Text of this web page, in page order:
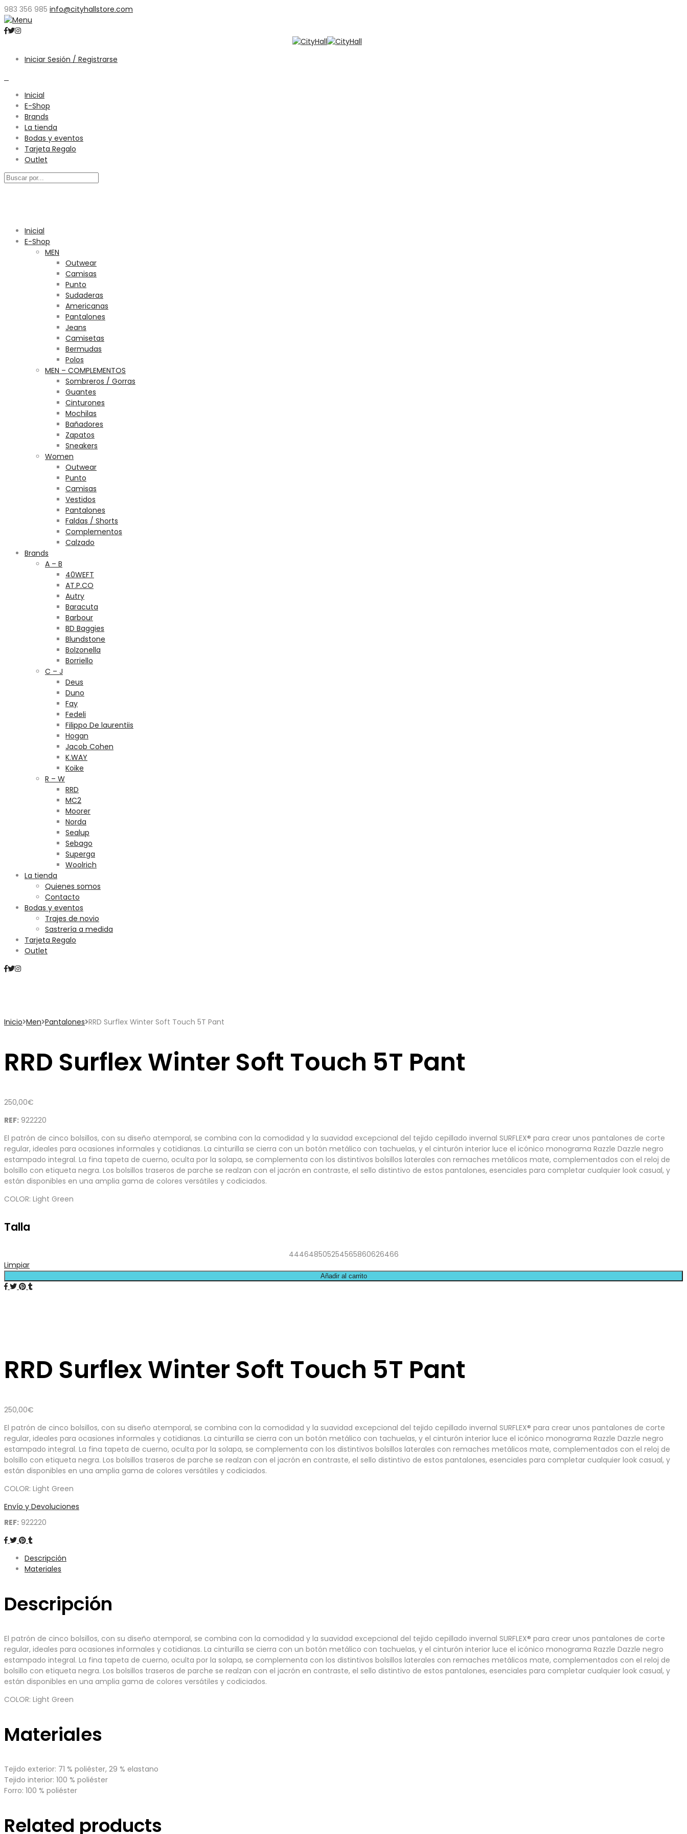
983 356 985 info@cityhallstore.com
Iniciar Sesión / Registrarse
Inicial
E-Shop
Brands
La tienda
Bodas y eventos
Tarjeta Regalo
Outlet
Inicial
E-Shop
MEN
Outwear
Camisas
Punto
Sudaderas
Americanas
Pantalones
Jeans
Camisetas
Bermudas
Polos
MEN – COMPLEMENTOS
Sombreros / Gorras
Guantes
Cinturones
Mochilas
Bañadores
Zapatos
Sneakers
Women
Outwear
Punto
Camisas
Vestidos
Pantalones
Faldas / Shorts
Complementos
Calzado
Brands
A – B
40WEFT
AT.P.CO
Autry
Baracuta
Barbour
BD Baggies
Blundstone
Bolzonella
Borriello
C – J
Deus
Duno
Fay
Fedeli
Filippo De laurentiis
Hogan
Jacob Cohen
K.WAY
Koike
R – W
RRD
MC2
Moorer
Norda
Sealup
Sebago
Superga
Woolrich
La tienda
Quienes somos
Contacto
Bodas y eventos
Trajes de novio
Sastrería a medida
Tarjeta Regalo
Outlet
Inicio Men Pantalones RRD Surflex Winter Soft Touch 5T Pant
RRD Surflex Winter Soft Touch 5T Pant
250,00€
REF: 922220
El patrón de cinco bolsillos, con su diseño atemporal, se combina con la comodidad y la suavidad excepcional del tejido cepillado invernal SURFLEX® para crear unos pantalones de corte
regular, ideales para ocasiones informales y cotidianas. La cinturilla se cierra con un botón metálico con tachuelas, y el cinturón interior luce el icónico monograma Razzle Dazzle negro
estampado integral. La fina tapeta de cuerno, oculta por la solapa, se complementa con los distintivos bolsillos laterales con remaches metálicos mate, complementados con el reloj de
bolsillo con etiqueta negra. Los bolsillos traseros de parche se realzan con el jacrón en contraste, el sello distintivo de estos pantalones, esenciales para completar cualquier look casual, y
están disponibles en una amplia gama de colores versátiles y codiciados.
COLOR: Light Green
Talla
444648505254565860626466
Limpiar
Añadir al carrito
RRD Surflex Winter Soft Touch 5T Pant
250,00€
El patrón de cinco bolsillos, con su diseño atemporal, se combina con la comodidad y la suavidad excepcional del tejido cepillado invernal SURFLEX® para crear unos pantalones de corte
regular, ideales para ocasiones informales y cotidianas. La cinturilla se cierra con un botón metálico con tachuelas, y el cinturón interior luce el icónico monograma Razzle Dazzle negro
estampado integral. La fina tapeta de cuerno, oculta por la solapa, se complementa con los distintivos bolsillos laterales con remaches metálicos mate, complementados con el reloj de
bolsillo con etiqueta negra. Los bolsillos traseros de parche se realzan con el jacrón en contraste, el sello distintivo de estos pantalones, esenciales para completar cualquier look casual, y
están disponibles en una amplia gama de colores versátiles y codiciados.
COLOR: Light Green
Envío y Devoluciones
REF: 922220
Descripción
Materiales
Descripción
El patrón de cinco bolsillos, con su diseño atemporal, se combina con la comodidad y la suavidad excepcional del tejido cepillado invernal SURFLEX® para crear unos pantalones de corte
regular, ideales para ocasiones informales y cotidianas. La cinturilla se cierra con un botón metálico con tachuelas, y el cinturón interior luce el icónico monograma Razzle Dazzle negro
estampado integral. La fina tapeta de cuerno, oculta por la solapa, se complementa con los distintivos bolsillos laterales con remaches metálicos mate, complementados con el reloj de
bolsillo con etiqueta negra. Los bolsillos traseros de parche se realzan con el jacrón en contraste, el sello distintivo de estos pantalones, esenciales para completar cualquier look casual, y
están disponibles en una amplia gama de colores versátiles y codiciados.
COLOR: Light Green
Materiales
Tejido exterior: 71 % poliéster, 29 % elastano
Tejido interior: 100 % poliéster
Forro: 100 % poliéster
Related products